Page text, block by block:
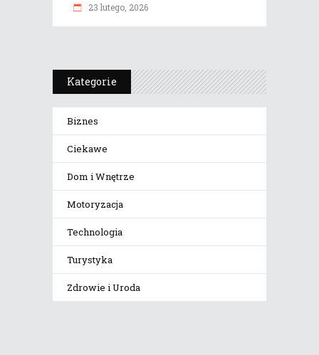
23 lutego, 2026
Kategorie
Biznes
Ciekawe
Dom i Wnętrze
Motoryzacja
Technologia
Turystyka
Zdrowie i Uroda